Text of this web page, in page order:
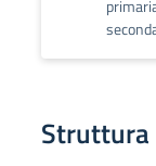
Struttura